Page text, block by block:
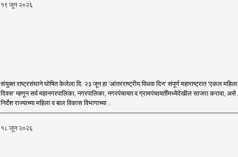
१९ जून २०२६
संयुक्त राष्ट्रसंघाने घोषित केलेला दि. २३ जून हा 'आंतरराष्ट्रीय विधवा दिन' संपूर्ण महाराष्ट्रात 'एकल महिला
दिवस' म्हणून सर्व महानगरपालिका, नगरपालिका, नगरपंचायत व ग्रामपंचायतींमध्येदेखील साजरा करावा, असे
निर्देश राज्याच्या महिला व बाल विकास विभागाच्या ..
१८ जून २०२६